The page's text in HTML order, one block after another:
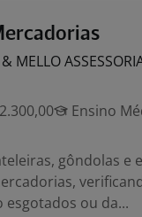
MELLO
Ensino
gôndolas e
ou da...